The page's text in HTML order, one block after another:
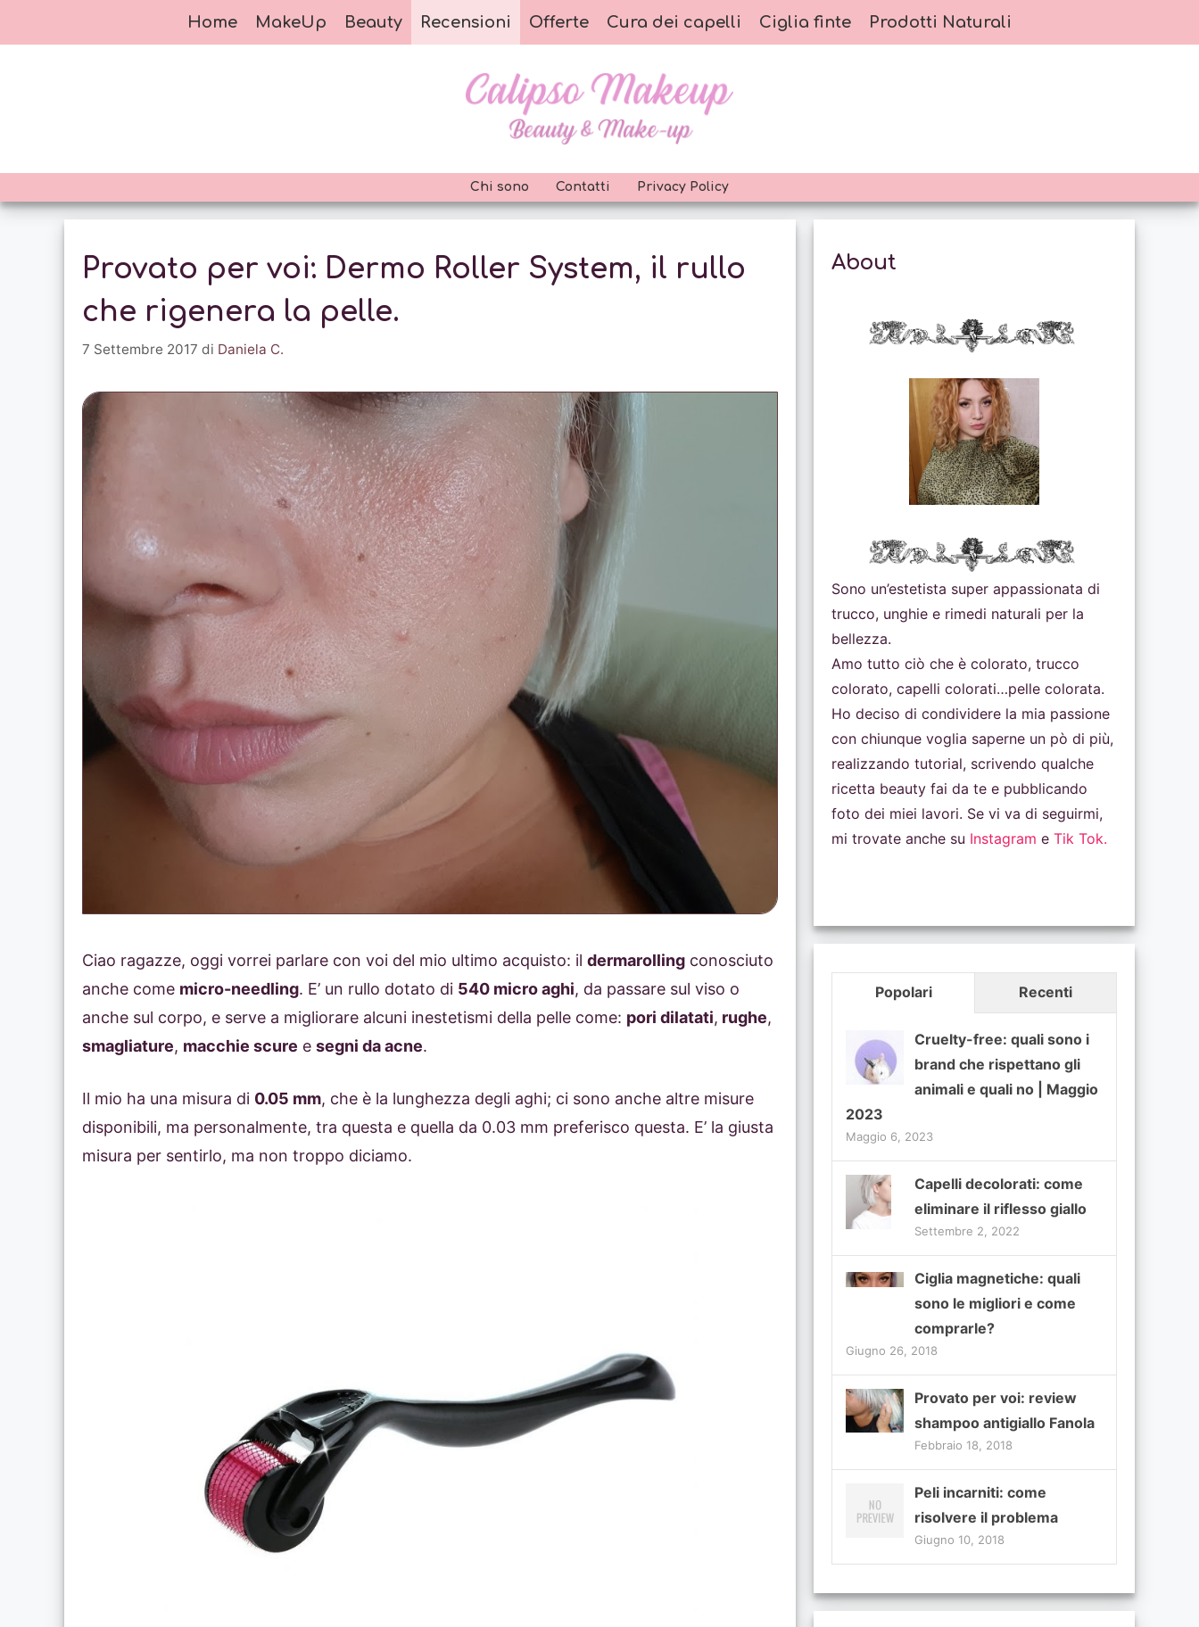
al
Home MakeUp Beauty Recensioni Offerte Cura dei capelli Ciglia finte Prodotti Naturali
Chi sono Contatti Privacy Policy
Provato per voi: Dermo Roller System, il rullo
che rigenera la pelle.
7 Settembre 2017 di Daniela C.
Ciao ragazze, oggi vorrei parlare con voi del mio ultimo acquisto: il dermarolling conosciuto
anche come micro-needling. E’ un rullo dotato di 540 micro aghi, da passare sul viso o
anche sul corpo, e serve a migliorare alcuni inestetismi della pelle come: pori dilatati, rughe,
smagliature, macchie scure e segni da acne.
Il mio ha una misura di 0.05 mm, che è la lunghezza degli aghi; ci sono anche altre misure
disponibili, ma personalmente, tra questa e quella da 0.03 mm preferisco questa. E’ la giusta
misura per sentirlo, ma non troppo diciamo.
About
Sono un’estetista super appassionata di
trucco, unghie e rimedi naturali per la
bellezza.
Amo tutto ciò che è colorato, trucco
colorato, capelli colorati…pelle colorata.
Ho deciso di condividere la mia passione
con chiunque voglia saperne un pò di più,
realizzando tutorial, scrivendo qualche
ricetta beauty fai da te e pubblicando
foto dei miei lavori. Se vi va di seguirmi,
mi trovate anche su Instagram e Tik Tok.
Popolari Recenti
Cruelty-free: quali sono i
brand che rispettano gli
animali e quali no | Maggio
2023
Maggio 6, 2023
Capelli decolorati: come
eliminare il riflesso giallo
Settembre 2, 2022
Ciglia magnetiche: quali
sono le migliori e come
comprarle?
Giugno 26, 2018
Provato per voi: review
shampoo antigiallo Fanola
Febbraio 18, 2018
Peli incarniti: come
risolvere il problema
Giugno 10, 2018